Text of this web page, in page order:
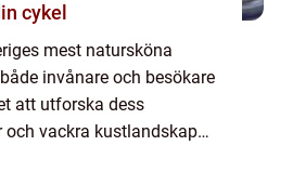
cykel
mest natursköna
invånare och besökare
att utforska dess
och vackra kustlandskap